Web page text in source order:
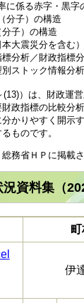
に係る赤字・黒字
分子）の構造
子）の構造
大震災分を含む
標分析／財政指標
ストック情報分
）は、財政運
政指標の比較分
かりやすく開示
るものです。
務省ＨＰに掲載さ
資料集（
伊